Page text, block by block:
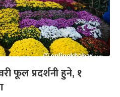
फूल प्रदर्शनी हुने, १